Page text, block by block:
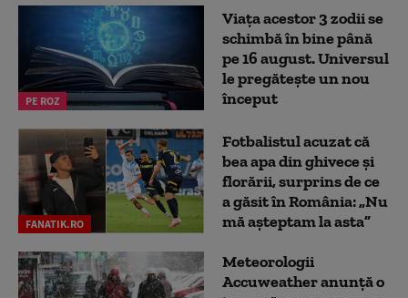
PE ROZ
Viața acestor 3 zodii se
schimbă în bine până
pe 16 august. Universul
le pregătește un nou
început
FANATIK.RO
Fotbalistul acuzat că
bea apa din ghivece și
florării, surprins de ce
a găsit în România: „Nu
mă așteptam la asta”
Meteorologii
Accuweather anunță o